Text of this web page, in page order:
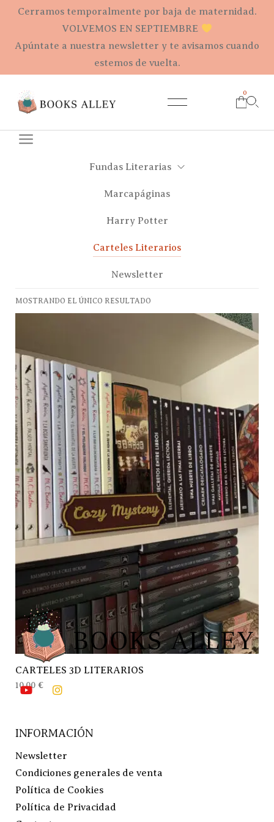
Cerramos temporalmente por baja de maternidad.
VOLVEMOS EN SEPTIEMBRE
Apúntate a nuestra newsletter y te avisamos cuando
estemos de vuelta.
0
Fundas Literarias
Marcapáginas
Harry Potter
Carteles Literarios
Newsletter
MOSTRANDO EL ÚNICO RESULTADO
CARTELES 3D LITERARIOS
10,00 €
INFORMACIÓN
Newsletter
Condiciones generales de venta
Política de Cookies
Política de Privacidad